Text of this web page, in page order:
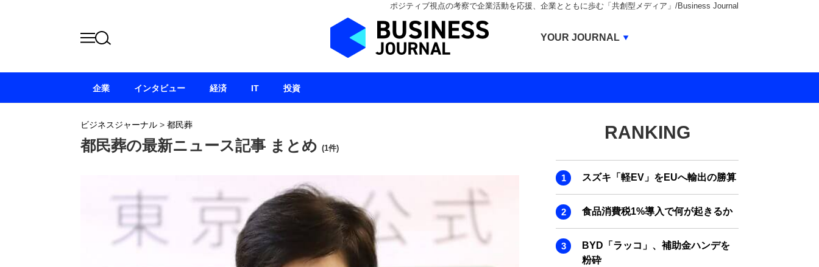
ポジティブ視点の考察で企業活動を応援、企業とともに歩む「共創型メディア」/Business Journal
ビジネスジャーナル > 都民葬
都民葬の最新ニュース記事 まとめ (1件)
RANKING
スズキ「軽EV」をEUへ輸出の勝算
食品消費税1%導入で何が起きるか
BYD「ラッコ」、補助金ハンデを
粉砕
企業 インタビュー 経済 IT 投資
YOUR JOURNAL
BUSINESS JOURNAL
IVS JOURNAL
ENERGY MANAGEMENT JOURNAL
INBOUND JOURNAL
LIFE ENDING JOURNAL
AI JOURNAL
REAL ESTATE BROKERAGE JOURNAL